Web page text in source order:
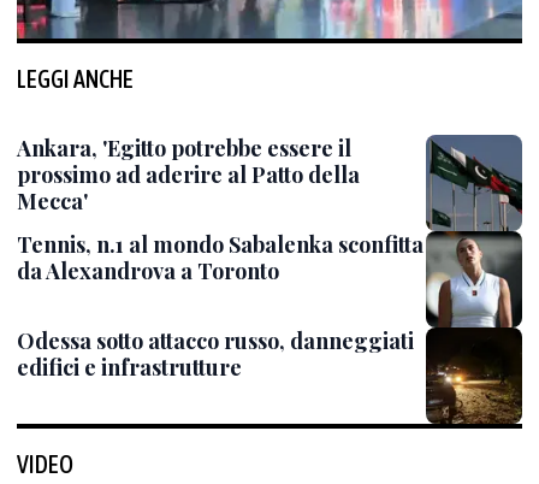
LEGGI ANCHE
Ankara, 'Egitto potrebbe essere il
prossimo ad aderire al Patto della
Mecca'
Tennis, n.1 al mondo Sabalenka sconfitta
da Alexandrova a Toronto
Odessa sotto attacco russo, danneggiati
edifici e infrastrutture
VIDEO